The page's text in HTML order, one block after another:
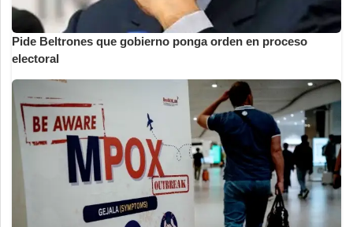
Pide Beltrones que gobierno ponga orden en proceso
electoral